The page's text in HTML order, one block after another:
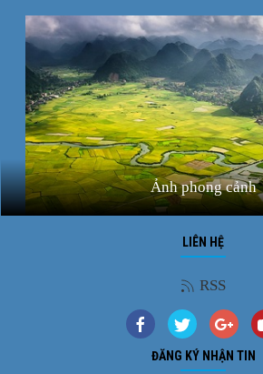
Ảnh phong cảnh
LIÊN HỆ
RSS
ĐĂNG KÝ NHẬN TIN